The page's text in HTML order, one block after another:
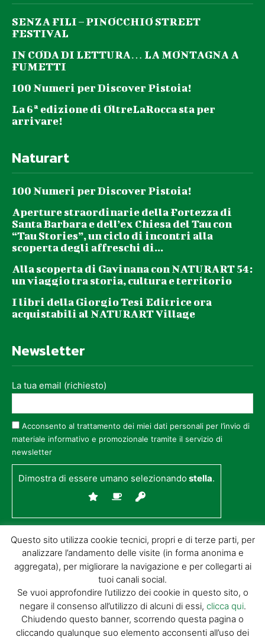
SENZA FILI – PINOCCHIO STREET
FESTIVAL
IN CODA DI LETTURA… LA MONTAGNA A
FUMETTI
100 Numeri per Discover Pistoia!
La 6ª edizione di OltreLaRocca sta per
arrivare!
Naturart
100 Numeri per Discover Pistoia!
Aperture straordinarie della Fortezza di
Santa Barbara e dell’ex Chiesa del Tau con
“Tau Stories”, un ciclo di incontri alla
scoperta degli affreschi di...
Alla scoperta di Gavinana con NATURART 54:
un viaggio tra storia, cultura e territorio
I libri della Giorgio Tesi Editrice ora
acquistabili al NATURART Village
Newsletter
La tua email (richiesto)
Acconsento al trattamento dei miei dati personali per l’invio di
materiale informativo e promozionale tramite il servizio di
newsletter
Dimostra di essere umano selezionandostella.
© GIORGIO TESI EDITRICE S.R.L. | P.IVA
01732650476 | VIA DI BADIA 14 – 51100 LOC.
BOTTEGONE (PISTOIA) |POWERED BY
Questo sito utilizza cookie tecnici, propri e di terze parti, per
analizzare l’andamento delle visite (in forma anonima e
aggregata), per migliorare la navigazione e per collegarti ai
tuoi canali social.
Se vuoi approfondire l’utilizzo dei cookie in questo sito, o
negare il consenso all’utilizzo di alcuni di essi, clicca qui.
Chiudendo questo banner, scorrendo questa pagina o
cliccando qualunque suo elemento acconsenti all’uso dei